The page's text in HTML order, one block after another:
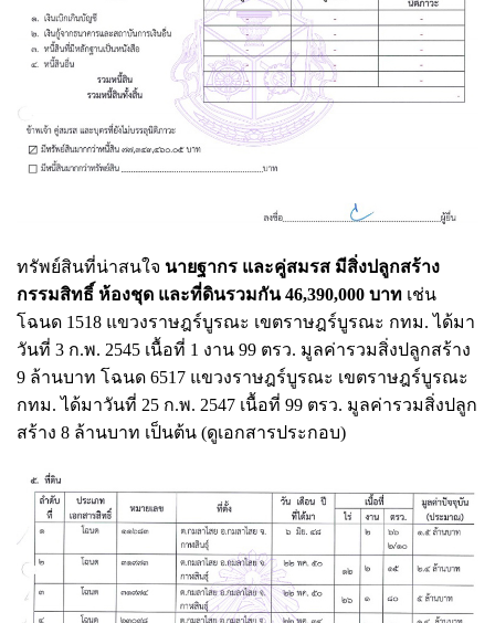
ทรัพย์สินที่น่าสนใจ นายฐากร และคู่สมรส มีสิ่งปลูกสร้าง
กรรมสิทธิ์ ห้องชุด และที่ดินรวมกัน 46,390,000 บาท เช่น
โฉนด 1518 แขวงราษฎร์บูรณะ เขตราษฎร์บูรณะ กทม. ได้มา
วันที่ 3 ก.พ. 2545 เนื้อที่ 1 งาน 99 ตรว. มูลค่ารวมสิ่งปลูกสร้าง
9 ล้านบาท โฉนด 6517 แขวงราษฎร์บูรณะ เขตราษฎร์บูรณะ
กทม. ได้มาวันที่ 25 ก.พ. 2547 เนื้อที่ 99 ตรว. มูลค่ารวมสิ่งปลูก
สร้าง 8 ล้านบาท เป็นต้น (ดูเอกสารประกอบ)